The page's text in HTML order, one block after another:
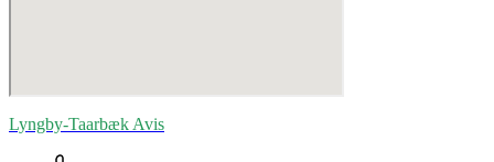
Lyngby-TaarbækAvis